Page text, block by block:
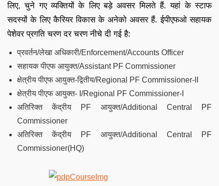
लिए, चुने गए व्यक्तियों के लिए बड़े अवसर मिलते हैं. यहां के स्टाफ
सदस्यों के लिए कैरियर विकास के अनेको अवसर हैं. ईपीएफओ सहायक
पेशेवर प्रगति चरण दर चरण नीचे दी गई है:
प्रवर्तन/लेखा अधिकारी/Enforcement/Accounts Officer
सहायक पीएफ आयुक्त/Assistant PF Commissioner
क्षेत्रीय पीएफ आयुक्त-द्वितीय/Regional PF Commissioner-II
क्षेत्रीय पीएफ आयुक्त- I/Regional PF Commissioner-I
अतिरिक्त केंद्रीय PF आयुक्त/Additional Central PF
Commissioner
अतिरिक्त केंद्रीय PF आयुक्त/Additional Central PF
Commissioner(HQ)